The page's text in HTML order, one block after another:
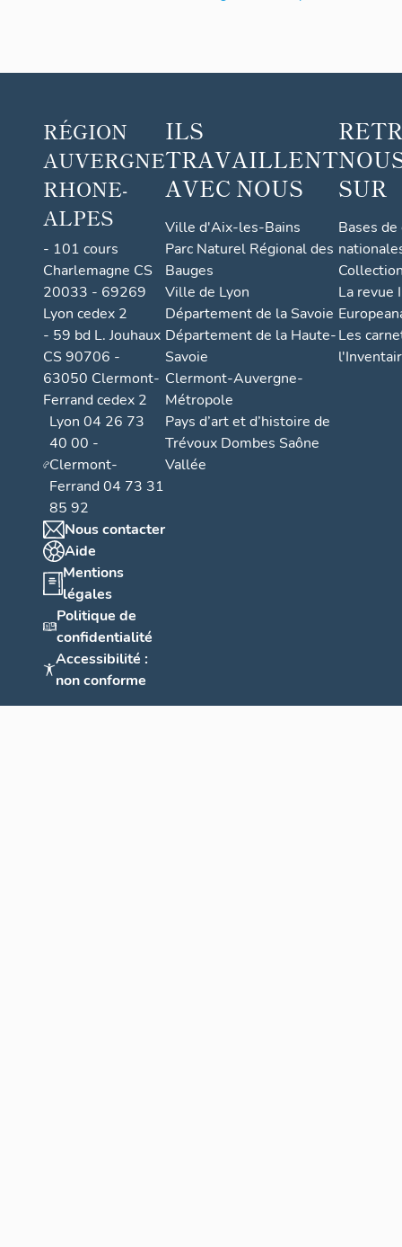
RÉGION
AUVERGNE
RHONE-
ALPES
- 101 cours
Charlemagne CS
20033 - 69269
Lyon cedex 2
- 59 bd L. Jouhaux
CS 90706 -
63050 Clermont-
Ferrand cedex 2
Lyon 04 26 73
40 00 -
Clermont-
Ferrand 04 73 31
85 92
Nous contacter
Aide
Mentions
légales
Politique de
confidentialité
Accessibilité :
non conforme
ILS
TRAVAILLENT
AVEC NOUS
Ville d'Aix-les-Bains
Parc Naturel Régional des
Bauges
Ville de Lyon
Département de la Savoie
Département de la Haute-
Savoie
Clermont-Auvergne-
Métropole
Pays d’art et d’histoire de
Trévoux Dombes Saône
Vallée
SUR
Bases
La revue
Les